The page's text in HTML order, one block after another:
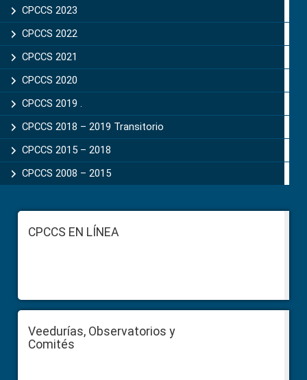
CPCCS 2023
CPCCS 2022
CPCCS 2021
CPCCS 2020
CPCCS 2019 .
CPCCS 2018 – 2019 Transitorio
CPCCS 2015 – 2018
CPCCS 2008 – 2015
FooterCPCCS EN LÍNEA
Veedurías, Observatorios y
Comités